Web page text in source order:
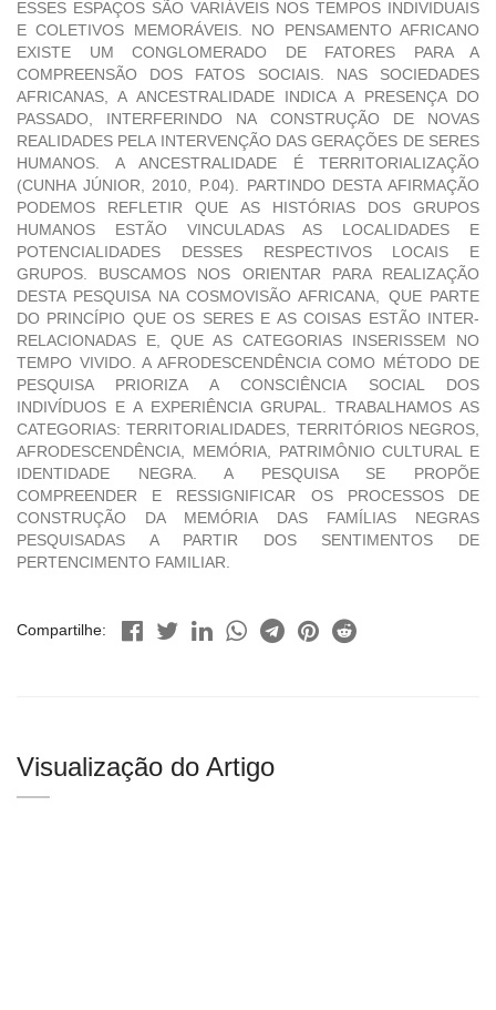
ESSES ESPAÇOS SÃO VARIÁVEIS NOS TEMPOS INDIVIDUAIS
E COLETIVOS MEMORÁVEIS. NO PENSAMENTO AFRICANO
EXISTE UM CONGLOMERADO DE FATORES PARA A
COMPREENSÃO DOS FATOS SOCIAIS. NAS SOCIEDADES
AFRICANAS, A ANCESTRALIDADE INDICA A PRESENÇA DO
PASSADO, INTERFERINDO NA CONSTRUÇÃO DE NOVAS
REALIDADES PELA INTERVENÇÃO DAS GERAÇÕES DE SERES
HUMANOS. A ANCESTRALIDADE É TERRITORIALIZAÇÃO
(CUNHA JÚNIOR, 2010, P.04). PARTINDO DESTA AFIRMAÇÃO
PODEMOS REFLETIR QUE AS HISTÓRIAS DOS GRUPOS
HUMANOS ESTÃO VINCULADAS AS LOCALIDADES E
POTENCIALIDADES DESSES RESPECTIVOS LOCAIS E
GRUPOS. BUSCAMOS NOS ORIENTAR PARA REALIZAÇÃO
DESTA PESQUISA NA COSMOVISÃO AFRICANA, QUE PARTE
DO PRINCÍPIO QUE OS SERES E AS COISAS ESTÃO INTER-
RELACIONADAS E, QUE AS CATEGORIAS INSERISSEM NO
TEMPO VIVIDO. A AFRODESCENDÊNCIA COMO MÉTODO DE
PESQUISA PRIORIZA A CONSCIÊNCIA SOCIAL DOS
INDIVÍDUOS E A EXPERIÊNCIA GRUPAL. TRABALHAMOS AS
CATEGORIAS: TERRITORIALIDADES, TERRITÓRIOS NEGROS,
AFRODESCENDÊNCIA, MEMÓRIA, PATRIMÔNIO CULTURAL E
IDENTIDADE NEGRA. A PESQUISA SE PROPÕE
COMPREENDER E RESSIGNIFICAR OS PROCESSOS DE
CONSTRUÇÃO DA MEMÓRIA DAS FAMÍLIAS NEGRAS
PESQUISADAS A PARTIR DOS SENTIMENTOS DE
PERTENCIMENTO FAMILIAR.
Compartilhe:
Visualização do Artigo